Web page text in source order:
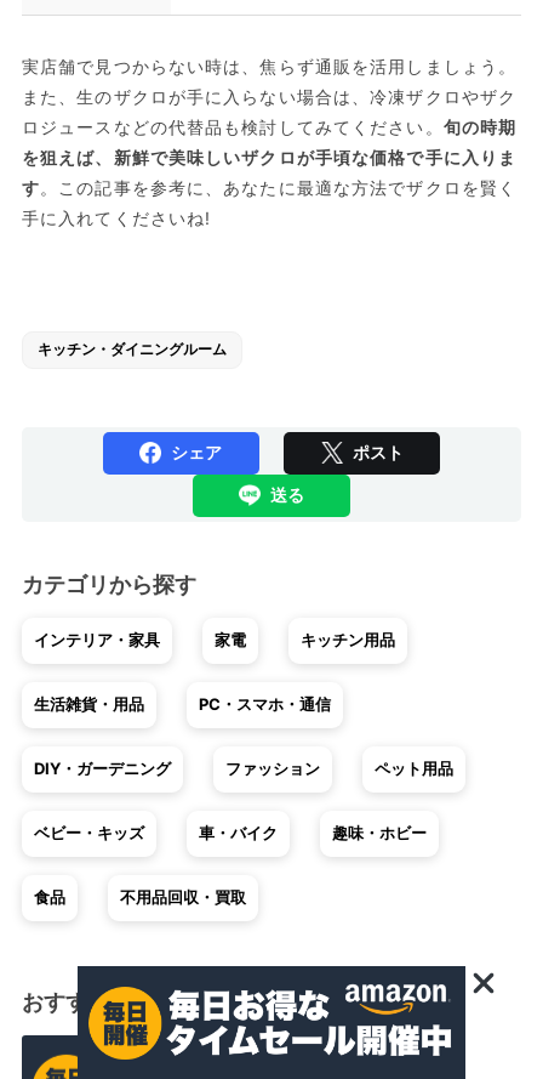
実店舗で見つからない時は、焦らず通販を活用しましょう。
また、生のザクロが手に入らない場合は、冷凍ザクロやザク
ロジュースなどの代替品も検討してみてください。 旬の時期
を狙えば、新鮮で美味しいザクロが手頃な価格で手に入りま
す。この記事を参考に、あなたに最適な方法でザクロを賢く
手に入れてくださいね!
キッチン・ダイニングルーム
シェア ポスト
送る
カテゴリから探す
インテリア・家具 家電 キッチン用品
生活雑貨・用品 PC・スマホ・通信
DIY・ガーデニング ファッション ペット用品
ベビー・キッズ 車・バイク 趣味・ホビー
食品 不用品回収・買取
おすすめショッピング